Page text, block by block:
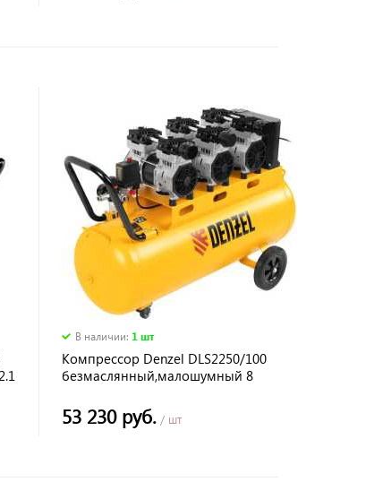
В наличии: 1 шт
Компрессор Denzel DLS2250/100
безмаслянный,малошумный 8
53 230 руб. / шт